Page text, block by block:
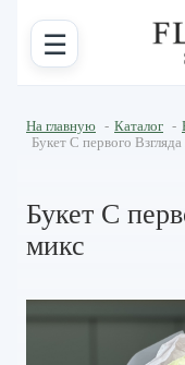
☰
На главную - Каталог -
Букет С первого
Букет С
микс